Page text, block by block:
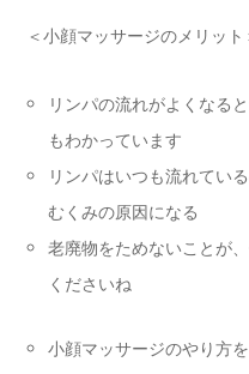
＜小顔マッサージのメリット
リンパの流れがよくなる
もわかっています
リンパはいつも流れてい
むくみの原因になる
老廃物をためないことが
くださいね
小顔マッサージのやり方